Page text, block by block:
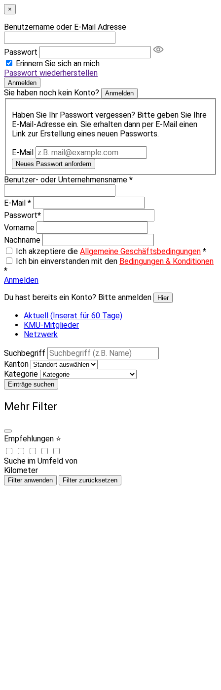
×
Benutzername oder E-Mail Adresse
Passwort
Erinnern Sie sich an mich
Passwort wiederherstellen
Anmelden
Sie haben noch kein Konto? Anmelden
Haben Sie Ihr Passwort vergessen? Bitte geben Sie Ihre
E-Mail-Adresse ein. Sie erhalten dann per E-Mail einen
Link zur Erstellung eines neuen Passworts.
E-Mail
Neues Passwort anfordern
Benutzer- oder Unternehmensname *
E-Mail *
Passwort*
Vorname
Nachname
Ich akzeptiere die Allgemeine Geschäftsbedingungen *
Ich bin einverstanden mit den Bedingungen & Konditionen
*
Anmelden
Du hast bereits ein Konto? Bitte anmelden
Hier
Aktuell (Inserat für 60 Tage)
KMU-Mitglieder
Netzwerk
Suchbegriff
Kanton
Kategorie
Einträge suchen
Mehr Filter
Empfehlungen ⭐
Suche im Umfeld von
Kilometer
Filter anwenden Filter zurücksetzen